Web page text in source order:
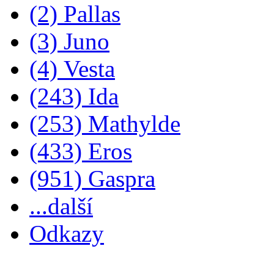
(2) Pallas
(3) Juno
(4) Vesta
(243) Ida
(253) Mathylde
(433) Eros
(951) Gaspra
...další
Odkazy